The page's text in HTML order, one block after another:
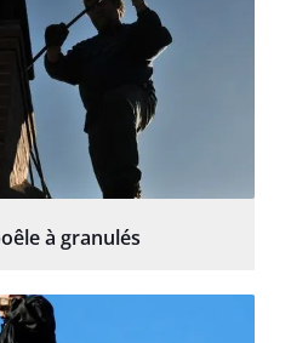
à granulés